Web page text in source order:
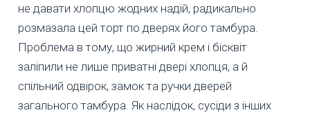
не давати хлопцю жодних надій, радикально
розмазала цей торт по дверях його тамбура.
Проблема в тому, що жирний крем і бісквіт
заліпили не лише приватні двері хлопця, а й
спільний одвірок, замок та ручки дверей
загального тамбура. Як наслідок, сусіди з інших